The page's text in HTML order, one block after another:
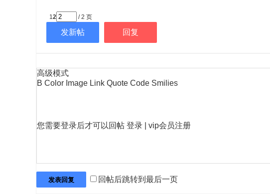
12 / 2 页
发新帖 回复
高级模式
B Color Image Link Quote Code Smilies
您需要登录后才可以回帖 登录 vip会员注册
发表回复 回帖后跳转到最后一页